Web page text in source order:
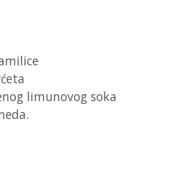
limunovog soka